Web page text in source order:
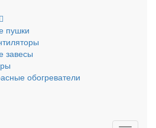
пушки
завесы
обогреватели